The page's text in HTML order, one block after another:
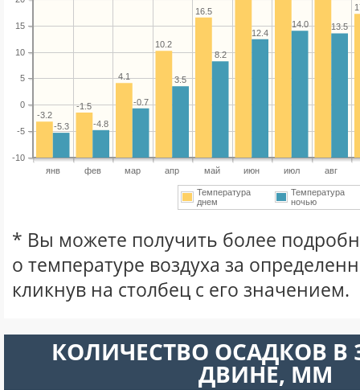
янв фев мар апр май июн июл авг
-10
-5
0
5
10
15
16.5
10.2
4.1
-1.5
-3.2
13.5
14.0
12.4
8.2
3.5
-0.7
-4.8
-5.3
Температура
днем
Температура
ночью
* Вы можете получить более
о температуре воздуха за
кликнув на столбец с его значением.
КОЛИЧЕСТВО ОСАДКОВ В
ДВИНЕ, ММ